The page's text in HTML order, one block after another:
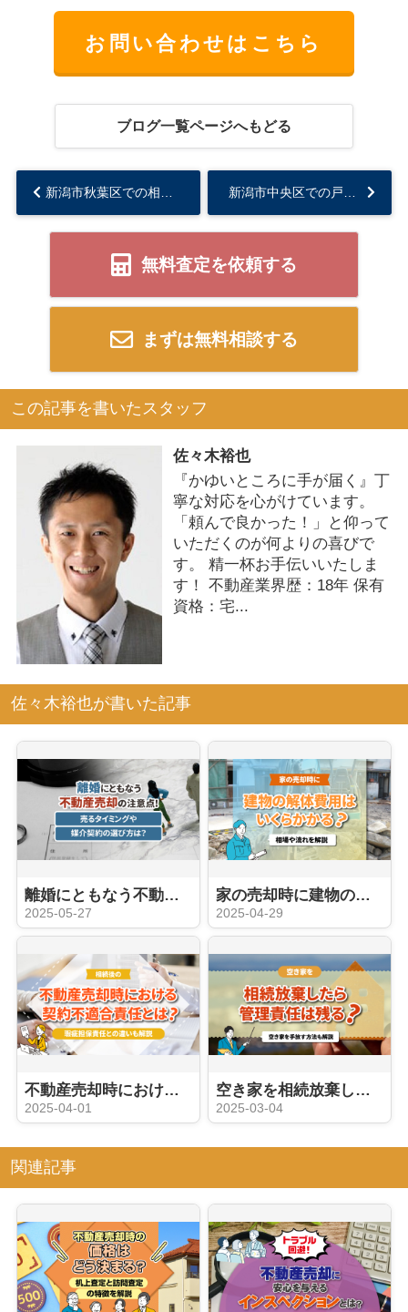
お問い合わせはこちら
ブログ一覧ページへもどる
無料査定を依頼する
まずは無料相談する
この記事を書いたスタッフ
佐々木裕也
『かゆいところに手が届く』丁
寧な対応を心がけています。
「頼んで良かった！」と仰って
いただくのが何よりの喜びで
す。 精一杯お手伝いいたしま
す！ 不動産業界歴：18年 保有
資格：宅...
佐々木裕也が書いた記事
離婚にともなう不動産売却の注意点！売るタイミングや媒介契約の選び方は？
2025-05-27
家の売却時に建物の解体費用はいくらかかる？相場や流れを解説
2025-04-29
不動産売却時における契約不適合責任とは？瑕疵担保責任との違いも解説
2025-04-01
空き家を相続放棄したら管理責任は残る？空き家を手放す方法も解説
2025-03-04
関連記事